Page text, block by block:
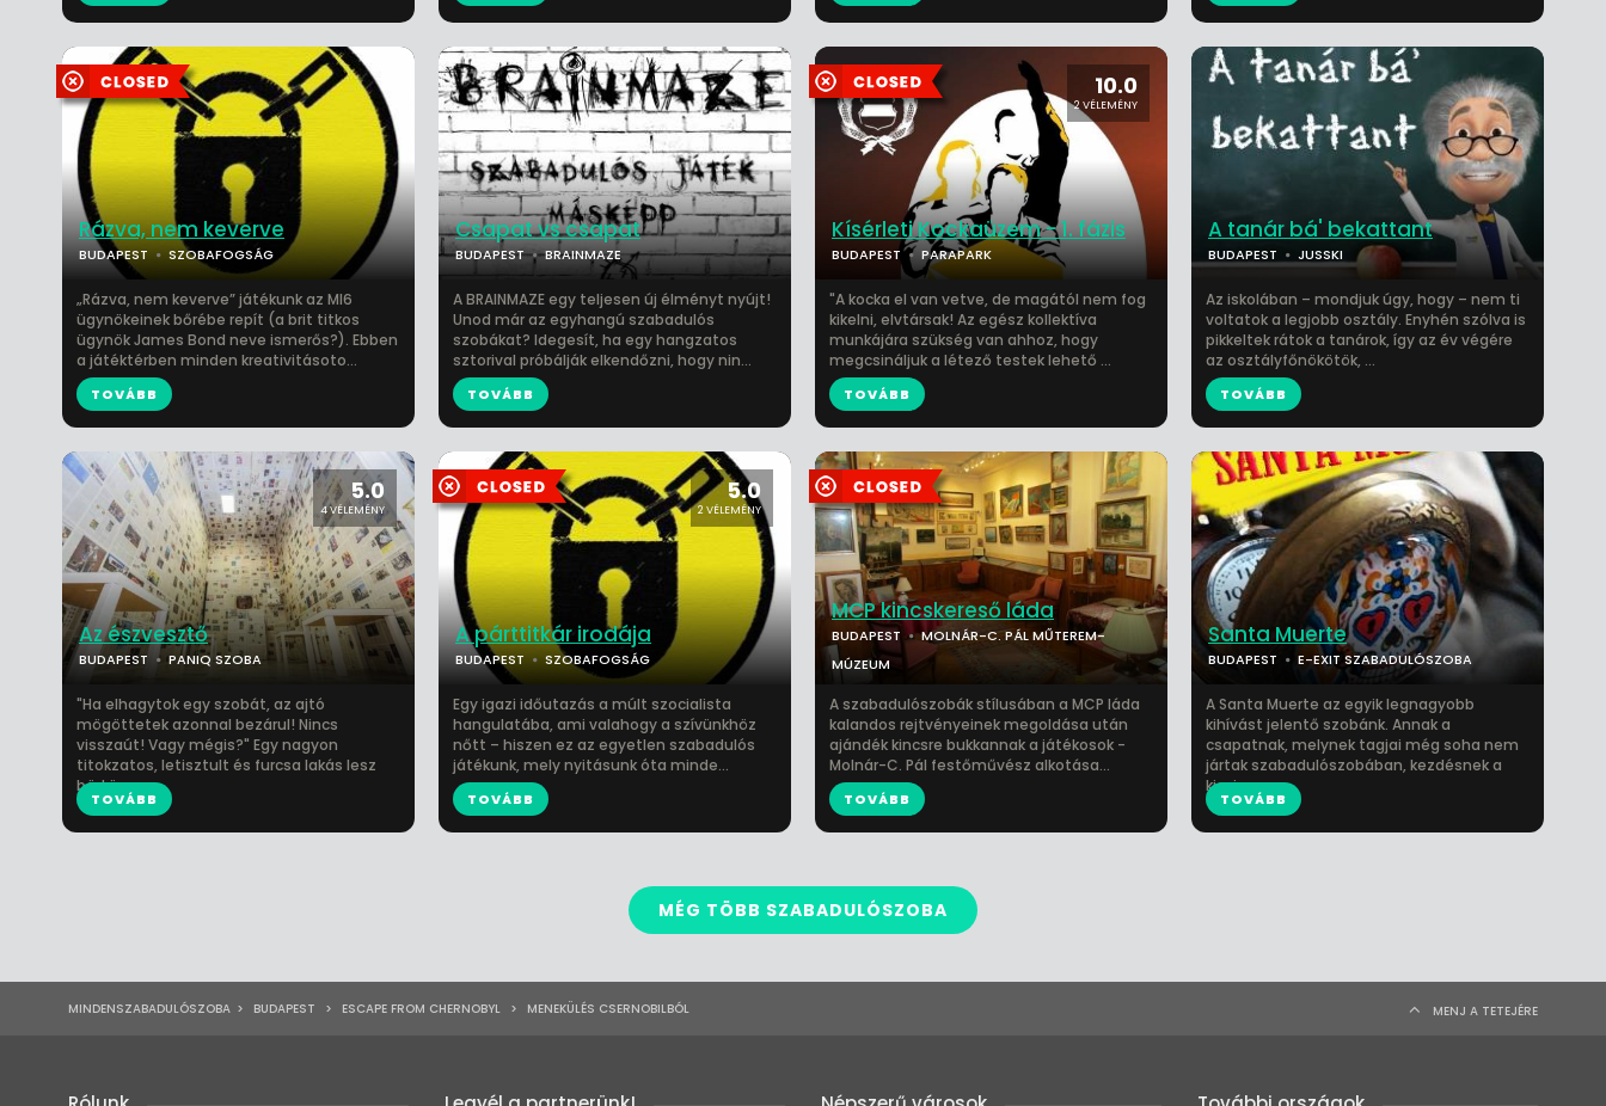
Rázva, nem keverve
BUDAPEST SZOBAFOGSÁG
„Rázva, nem keverve” játékunk az MI6
ügynökeinek bőrébe repít (a brit titkos
ügynök James Bond neve ismerős?). Ebben
a játéktérben minden kreativitásoto...
TOVÁBB
Csapat vs csapat
BUDAPEST BRAINMAZE
A BRAINMAZE egy teljesen új élményt nyújt!
Unod már az egyhangú szabadulós
szobákat? Idegesít, ha egy hangzatos
sztorival próbálják elkendőzni, hogy nin...
TOVÁBB
10.0
2 VÉLEMÉNY
Kísérleti Kockaüzem - 1. fázis
BUDAPEST PARAPARK
"A kocka el van vetve, de magától nem fog
kikelni, elvtársak! Az egész kollektíva
munkájára szükség van ahhoz, hogy
megcsináljuk a létező testek lehető ...
TOVÁBB
A tanár bá' bekattant
BUDAPEST JUSSKI
Az iskolában – mondjuk úgy, hogy – nem ti
voltatok a legjobb osztály. Enyhén szólva is
pikkeltek rátok a tanárok, így az év végére
az osztályfőnökötök, ...
TOVÁBB
5.0
4 VÉLEMÉNY
Az észvesztő
BUDAPEST PANIQ SZOBA
"Ha elhagytok egy szobát, az ajtó
mögöttetek azonnal bezárul! Nincs
visszaút! Vagy mégis?" Egy nagyon
titokzatos, letisztult és furcsa lakás lesz
börtön...
TOVÁBB
5.0
2 VÉLEMÉNY
A párttitkár irodája
BUDAPEST SZOBAFOGSÁG
Egy igazi időutazás a múlt szocialista
hangulatába, ami valahogy a szívünkhöz
nőtt – hiszen ez az egyetlen szabadulós
játékunk, mely nyitásunk óta minde...
TOVÁBB
MCP kincskereső láda
BUDAPEST
MOLNÁR-C. PÁL MŰTEREM-
MÚZEUM
A szabadulószobák stílusában a MCP láda
kalandos rejtvényeinek megoldása után
ajándék kincsre bukkannak a játékosok -
Molnár-C. Pál festőművész alkotása...
TOVÁBB
Santa Muerte
BUDAPEST E-EXIT SZABADULÓSZOBA
A Santa Muerte az egyik legnagyobb
kihívást jelentő szobánk. Annak a
csapatnak, melynek tagjai még soha nem
jártak szabadulószobában, kezdésnek a
kicsiv...
TOVÁBB
MÉG TÖBB SZABADULÓSZOBA
MINDENSZABADULÓSZOBA > BUDAPEST > ESCAPE FROM CHERNOBYL > MENEKÜLÉS CSERNOBILBÓL MENJ A TETEJÉRE